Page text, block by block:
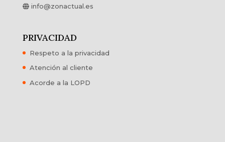
info@zonactual.es
PRIVACIDAD
Respeto a la privacidad
Atención al cliente
Acorde a la LOPD